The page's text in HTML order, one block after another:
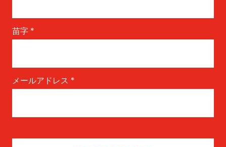
苗字 *
メールアドレス *